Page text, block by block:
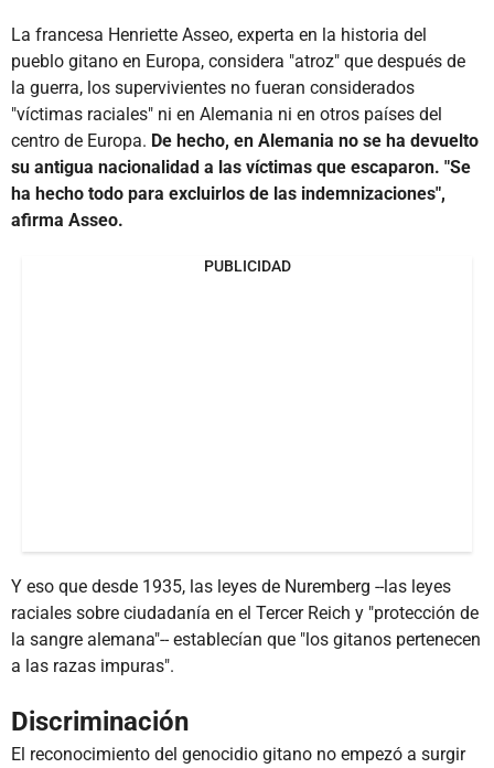
La francesa Henriette Asseo, experta en la historia del
pueblo gitano en Europa, considera "atroz" que después de
la guerra, los supervivientes no fueran considerados
"víctimas raciales" ni en Alemania ni en otros países del
centro de Europa. De hecho, en Alemania no se ha devuelto
su antigua nacionalidad a las víctimas que escaparon. "Se
ha hecho todo para excluirlos de las indemnizaciones",
afirma Asseo.
PUBLICIDAD
Y eso que desde 1935, las leyes de Nuremberg --las leyes
raciales sobre ciudadanía en el Tercer Reich y "protección de
la sangre alemana"-- establecían que "los gitanos pertenecen
a las razas impuras".
Discriminación
El reconocimiento del genocidio gitano no empezó a surgir